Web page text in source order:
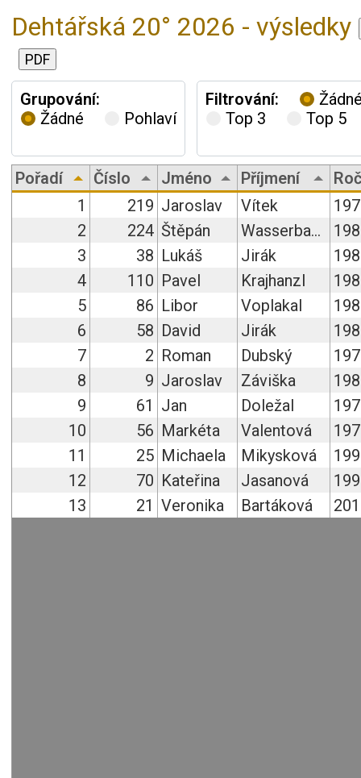
Dehtářská 20° 2026 - výsledky
PDF
Grupování:
Žádné
Pohlaví
Filtrování:
Top 3
Top 5
Pořadí Číslo Jméno Příjmení
1
219 Jaroslav Vítek
2
224 Štěpán Wasserbauer
3
38 Lukáš Jirák
4
110 Pavel Krajhanzl
5
86 Libor Voplakal
6
58 David Jirák
7
2 Roman Dubský
8
9 Jaroslav Záviška
9
61 Jan Doležal
10
56 Markéta Valentová
11
25 Michaela Mikysková
12
70 Kateřina Jasanová
13
21 Veronika Bartáková